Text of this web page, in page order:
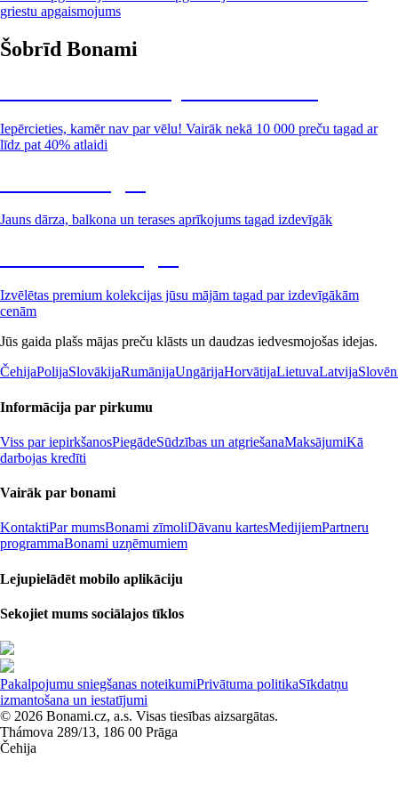
griestu apgaismojums
Šobrīd Bonami
Iepērcieties, kamēr nav par vēlu! Vairāk nekā 10 000 preču tagad ar
līdz pat 40% atlaidi
Jauns dārza, balkona un terases aprīkojums tagad izdevīgāk
Izvēlētas premium kolekcijas jūsu mājām tagad par izdevīgākām
cenām
Jūs gaida plašs mājas preču klāsts un daudzas iedvesmojošas idejas.
ČehijaPolijaSlovākijaRumānijaUngārijaHorvātijaLietuvaLatvija
Informācija par pirkumu
Viss par iepirkšanosPiegādeSūdzības un atgriešanaMaksājumiKā
darbojas kredīti
Vairāk par bonami
KontaktiPar mumsBonami zīmoliDāvanu kartesMedijiemPartneru
programmaBonami uzņēmumiem
Lejupielādēt mobilo aplikāciju
Sekojiet mums sociālajos tīklos
Pakalpojumu sniegšanas noteikumiPrivātuma politikaSīkdatņu
izmantošana un iestatījumi
© 2026 Bonami.cz, a.s. Visas tiesības aizsargātas.
Thámova 289/13, 186 00 Prāga
Čehija